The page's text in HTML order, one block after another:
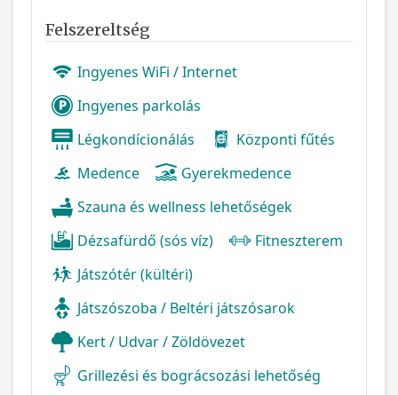
Felszereltség
Ingyenes WiFi / Internet
Ingyenes parkolás
Légkondícionálás
Központi fűtés
Medence
Gyerekmedence
Szauna és wellness lehetőségek
Dézsafürdő (sós víz)
Fitneszterem
Játszótér (kültéri)
Játszószoba / Beltéri játszósarok
Kert / Udvar / Zöldövezet
Grillezési és bográcsozási lehetőség